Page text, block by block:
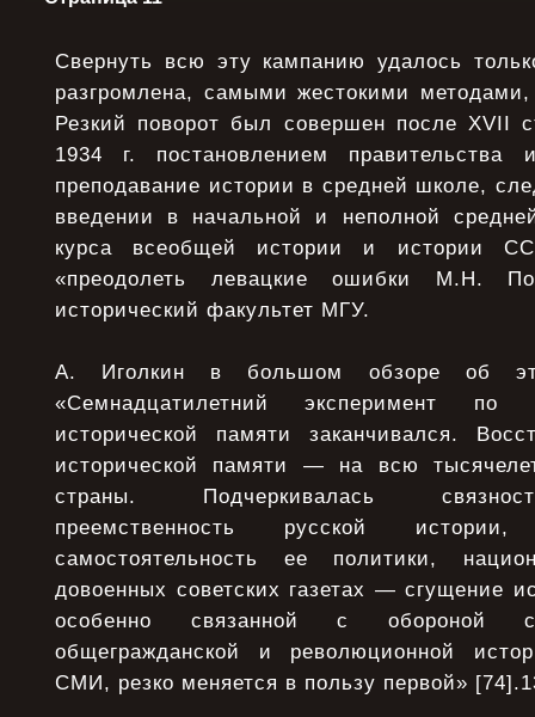
Свернуть всю эту кампанию удалось
разгромлена, самыми жестокими
Резкий поворот был совершен после
1934 г. постановлением
преподавание истории в средней школе,
введении в начальной и неполной
курса всеобщей истории и истории
«преодолеть левацкие ошибки М.Н.
исторический факультет МГУ.
А. Иголкин в большом обзоре об
«Семнадцатилетний эксперимент по
исторической памяти заканчивался.
исторической памяти — на всю
страны. Подчеркивалась
преемственность русской
самостоятельность ее политики,
довоенных советских газетах — сгущение
особенно связанной с обороной
общегражданской и революционной
СМИ, резко меняется в пользу первой»